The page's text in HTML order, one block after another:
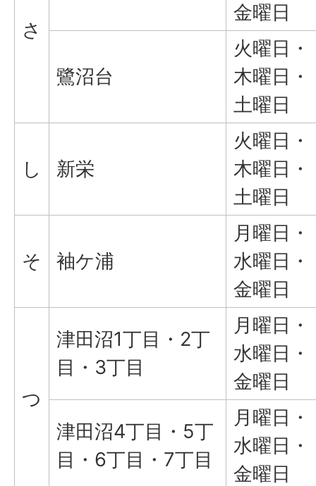
さ
金曜日
鷺沼台
火曜日・
木曜日・
土曜日
し 新栄
火曜日・
木曜日・
土曜日
そ 袖ケ浦
月曜日・
水曜日・
金曜日
つ
津田沼1丁目・2丁
目・3丁目
月曜日・
水曜日・
金曜日
津田沼4丁目・5丁
目・6丁目・7丁目
月曜日・
水曜日・
金曜日